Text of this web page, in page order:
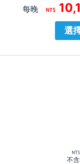
每晚
選
不